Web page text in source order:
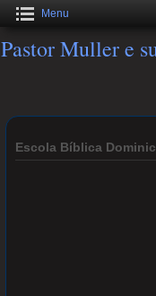
Menu
Pastor Muller e
Escola Bíblica